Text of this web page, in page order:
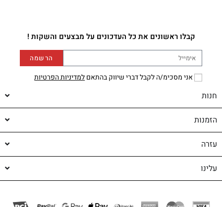
קבלו ראשונים את כל העדכונים על מבצעים והשקות !
אני מסכימ/ה לקבל דברי שיווק בהתאםלמדיניות הפרטיות
הרשמה
חנות
הזמנות
עזרה
עלינו